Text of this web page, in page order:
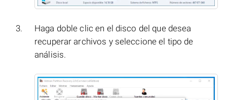
Haga doble clic en el disco del que desea
recuperar archivos y seleccione el tipo de
análisis.